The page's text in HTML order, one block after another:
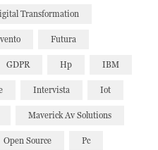
Transformation
Futura
GDPR Hp IBM
Intervista Iot
Maverick Av Solutions
Open Source Pc